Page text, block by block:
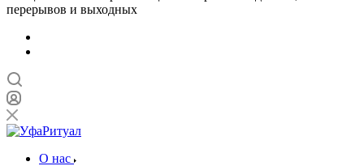
перерывов и выходных
О нас